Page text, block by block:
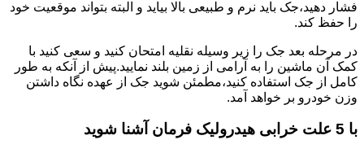
فشار دهید،جک باید نرم و طبیعی بالا بیاید و البته بتواند موقعیت خود
را حفظ کند.
در مرحله بعد جک را زیر وسیله نقلیه امتحان کنید و سعی کنید با
کمک آن ماشین را به آرامی از زمین بلند نمایید.پیش از آنکه به طور
کامل از جک استفاده کنید،مطمئن شوید جک از عهده نگاه داشتن
وزن خودرو بر خواهد آمد.
با 5 علت خرابی هیدرولیک فرمان آشنا شوید